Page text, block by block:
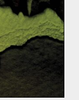
Si cet
un tournant
il reste
et le
les deux
du sport et